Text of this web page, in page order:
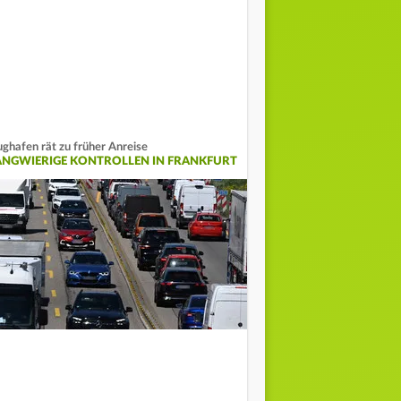
rät zu früher Anreise
KONTROLLEN IN FRANKFURT